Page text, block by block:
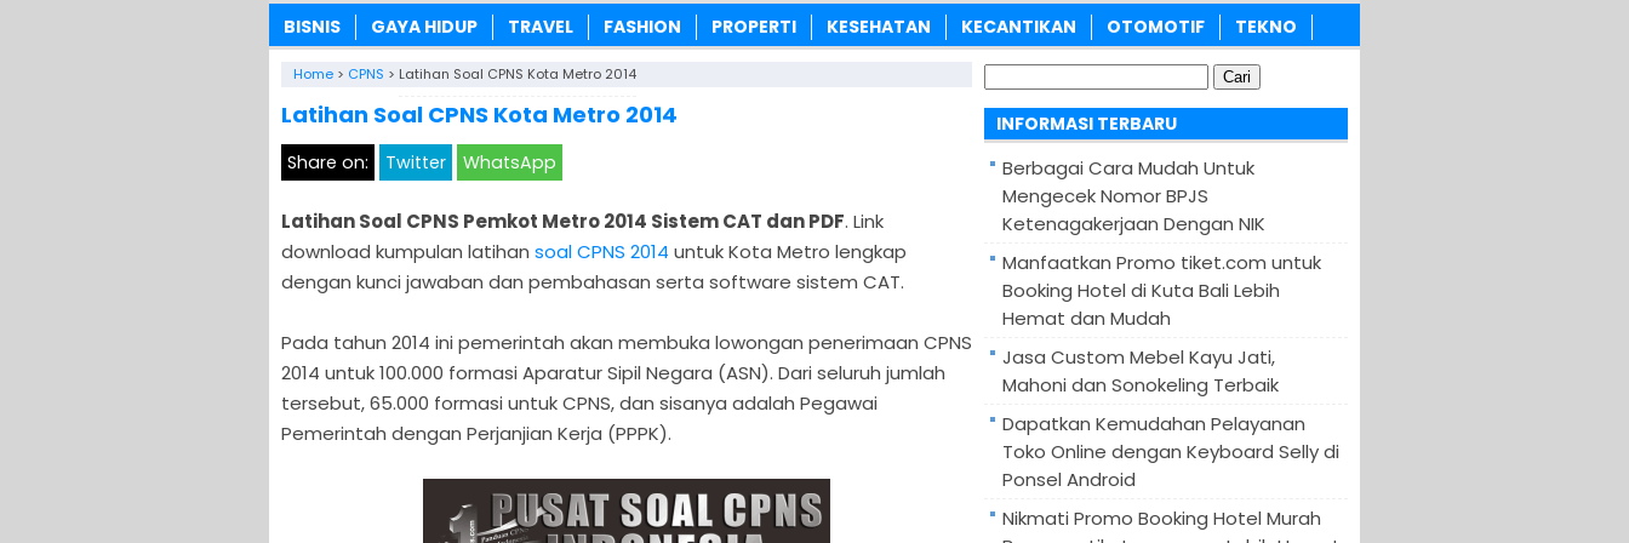
BISNIS GAYA HIDUP TRAVEL FASHION PROPERTI KESEHATAN KECANTIKAN OTOMOTIF TEKNO
Home > CPNS > Latihan Soal CPNS Kota Metro 2014
Latihan Soal CPNS Kota Metro 2014
Share on: Twitter WhatsApp
Latihan Soal CPNS Pemkot Metro 2014 Sistem CAT dan PDF. Link
download kumpulan latihan soal CPNS 2014 untuk Kota Metro lengkap
dengan kunci jawaban dan pembahasan serta software sistem CAT.
Pada tahun 2014 ini pemerintah akan membuka lowongan penerimaan CPNS
2014 untuk 100.000 formasi Aparatur Sipil Negara (ASN). Dari seluruh jumlah
tersebut, 65.000 formasi untuk CPNS, dan sisanya adalah Pegawai
Pemerintah dengan Perjanjian Kerja (PPPK).
untuk:
INFORMASI TERBARU
Berbagai Cara Mudah Untuk
Mengecek Nomor BPJS
Ketenagakerjaan Dengan NIK
Manfaatkan Promo tiket.com untuk
Booking Hotel di Kuta Bali Lebih
Hemat dan Mudah
Jasa Custom Mebel Kayu Jati,
Mahoni dan Sonokeling Terbaik
Dapatkan Kemudahan Pelayanan
Toko Online dengan Keyboard Selly di
Ponsel Android
Nikmati Promo Booking Hotel Murah